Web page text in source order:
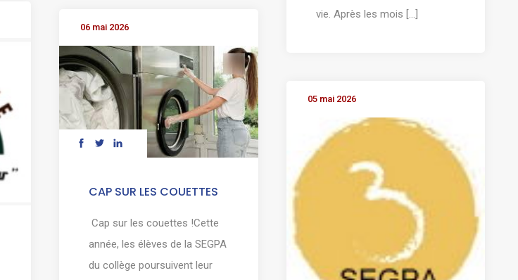
vie. Après les mois [...]
06 mai 2026
CAP SUR LES COUETTES
Cap sur les couettes !Cette
année, les élèves de la SEGPA
du collège poursuivent leur
05 mai 2026